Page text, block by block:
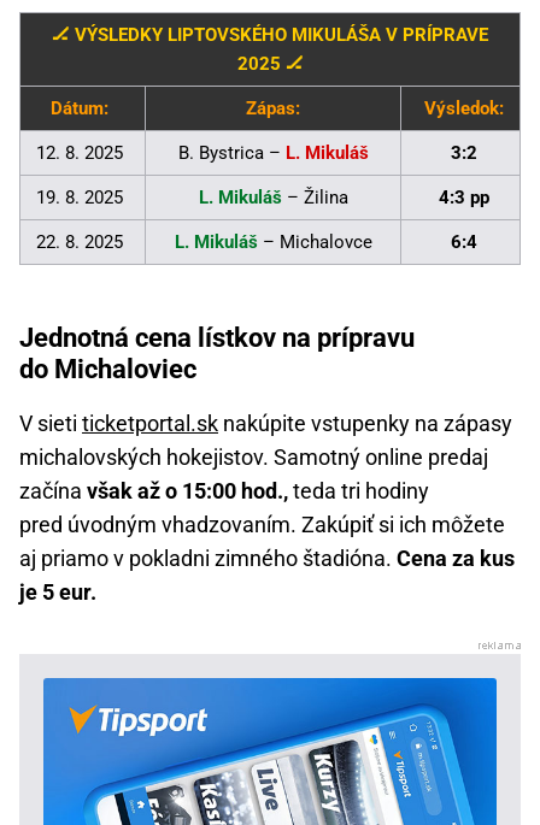
🏒 VÝSLEDKY LIPTOVSKÉHO MIKULÁŠA V PRÍPRAVE
2025 🏒
Dátum: Zápas: Výsledok:
12. 8. 2025 B. Bystrica – L. Mikuláš 3:2
19. 8. 2025 L. Mikuláš– Žilina 4:3 pp
22. 8. 2025 L. Mikuláš– Michalovce 6:4
Jednotná cena lístkov na prípravu
do Michaloviec
V sieti ticketportal.sk nakúpite vstupenky na zápasy
michalovských hokejistov. Samotný online predaj
začína však až o 15:00 hod.,teda tri hodiny
pred úvodným vhadzovaním. Zakúpiť si ich môžete
aj priamo v pokladni zimného štadióna. Cena za kus
je 5 eur.